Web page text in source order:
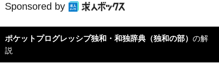
Sponsored by
ポケットプログレッシブ独和・和独辞典（独和の部） の解
説